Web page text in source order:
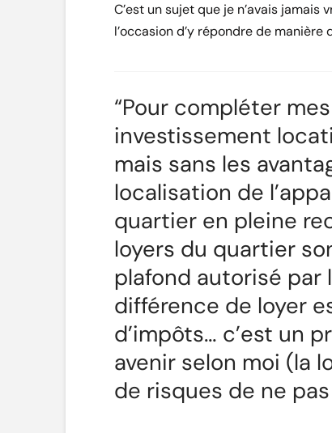
C’est un sujet que je n’avais
l’occasion d’y répondre de
“Pour compléter
investissement
mais sans les
localisation de
quartier en pleine
loyers du quartier
plafond autorisé par
différence de loyer
d’impôts… c’est un
avenir selon moi (la
de risques de ne